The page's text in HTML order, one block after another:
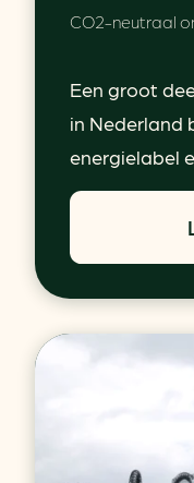
CO2-neutraal
Een groot
in Nederland
energielabel